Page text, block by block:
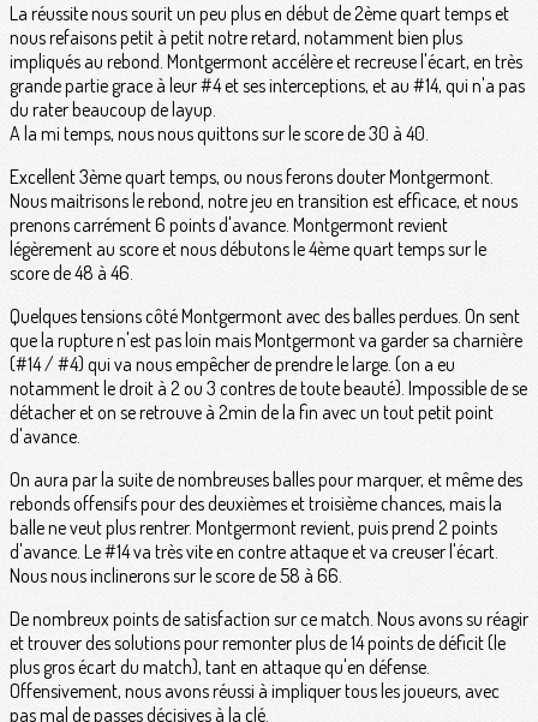
La réussite nous sourit un peu plus en début de 2ème quart temps et
nous refaisons petit à petit notre retard, notamment bien plus
impliqués au rebond. Montgermont accélère et recreuse l'écart, en très
grande partie grace à leur #4 et ses interceptions, et au #14, qui n'a pas
du rater beaucoup de layup.
A la mi temps, nous nous quittons sur le score de 30 à 40.
Excellent 3ème quart temps, ou nous ferons douter Montgermont.
Nous maitrisons le rebond, notre jeu en transition est efficace, et nous
prenons carrément 6 points d'avance. Montgermont revient
légèrement au score et nous débutons le 4ème quart temps sur le
score de 48 à 46.
Quelques tensions côté Montgermont avec des balles perdues. On sent
que la rupture n'est pas loin mais Montgermont va garder sa charnière
(#14 / #4) qui va nous empêcher de prendre le large. (on a eu
notamment le droit à 2 ou 3 contres de toute beauté). Impossible de se
détacher et on se retrouve à 2min de la fin avec un tout petit point
d'avance.
On aura par la suite de nombreuses balles pour marquer, et même des
rebonds offensifs pour des deuxièmes et troisième chances, mais la
balle ne veut plus rentrer. Montgermont revient, puis prend 2 points
d'avance. Le #14 va très vite en contre attaque et va creuser l'écart.
Nous nous inclinerons sur le score de 58 à 66.
De nombreux points de satisfaction sur ce match. Nous avons su réagir
et trouver des solutions pour remonter plus de 14 points de déficit (le
plus gros écart du match), tant en attaque qu'en défense.
Offensivement, nous avons réussi à impliquer tous les joueurs, avec
pas mal de passes décisives à la clé.